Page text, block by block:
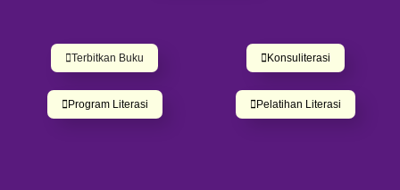
Terbitkan Buku Konsuliterasi
Program Literasi Pelatihan Literasi